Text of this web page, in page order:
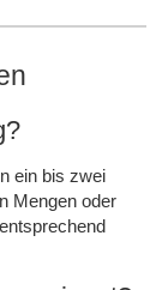
ein bis zwei
Mengen oder